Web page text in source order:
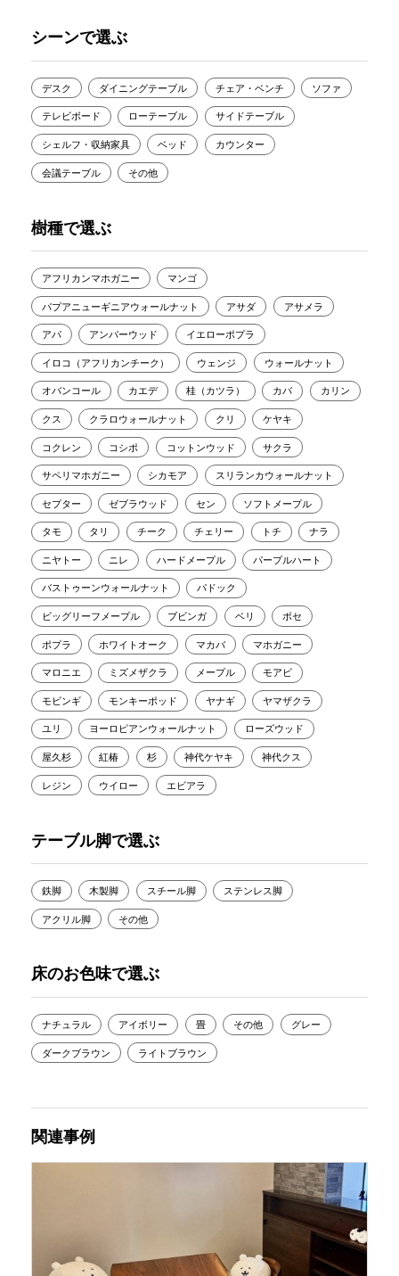
シーンで選ぶ
デスク ダイニングテーブル チェア・ベンチ ソファ
テレビボード ローテーブル サイドテーブル
シェルフ・収納家具 ベッド カウンター
会議テーブル その他
樹種で選ぶ
アフリカンマホガニー マンゴ
パプアニューギニアウォールナット アサダ アサメラ
アパ アンバーウッド イエローポプラ
イロコ（アフリカンチーク） ウェンジ ウォールナット
オバンコール カエデ 桂（カツラ） カバ カリン
クス クラロウォールナット クリ ケヤキ
コクレン コシポ コットンウッド サクラ
サペリマホガニー シカモア スリランカウォールナット
セプター ゼブラウッド セン ソフトメープル
タモ タリ チーク チェリー トチ ナラ
ニヤトー ニレ ハードメープル パープルハート
バストゥーンウォールナット パドック
ビッグリーフメープル ブビンガ ベリ ボセ
ポプラ ホワイトオーク マカバ マホガニー
マロニエ ミズメザクラ メープル モアビ
モビンギ モンキーポッド ヤナギ ヤマザクラ
ユリ ヨーロピアンウォールナット ローズウッド
屋久杉 紅椿 杉 神代ケヤキ 神代クス
レジン ウイロー エビアラ
テーブル脚で選ぶ
鉄脚 木製脚 スチール脚 ステンレス脚
アクリル脚 その他
床のお色味で選ぶ
ナチュラル アイボリー 畳 その他 グレー
ダークブラウン ライトブラウン
関連事例